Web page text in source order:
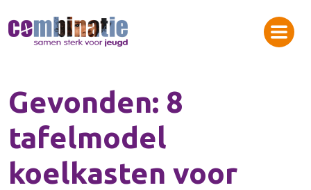
Gevonden: 8
tafelmodel
koelkasten voor